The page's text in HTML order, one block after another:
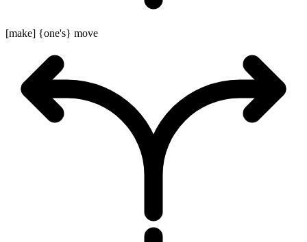
[make] {one's} move